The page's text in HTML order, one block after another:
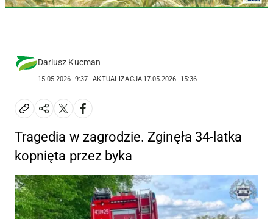
Dariusz Kucman
15.05.2026 9:37 AKTUALIZACJA 17.05.2026 15:36
Tragedia w zagrodzie. Zginęła 34-latka
kopnięta przez byka